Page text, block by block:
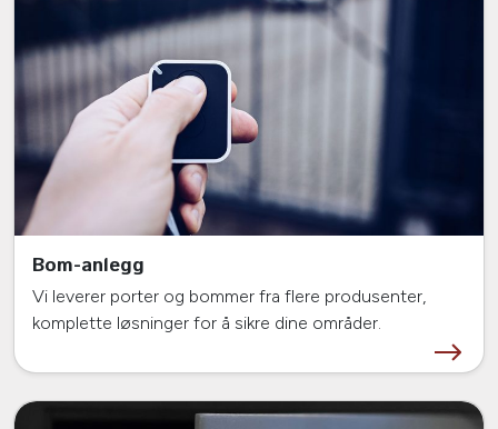
Bom-anlegg
Vi leverer porter og bommer fra flere produsenter,
komplette løsninger for å sikre dine områder.